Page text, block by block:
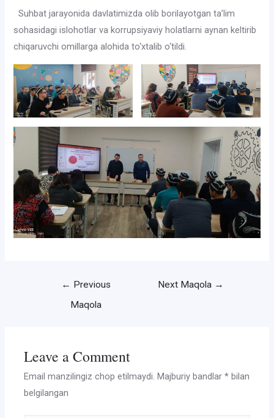
Suhbat jarayonida davlatimizda olib borilayotgan ta’lim
sohasidagi islohotlar va korrupsiyaviy holatlarni aynan keltirib
chiqaruvchi omillarga alohida to‘xtalib o‘tildi.
← Previous
Maqola
Next Maqola →
Leave a Comment
Email manzilingiz chop etilmaydi. Majburiy bandlar* bilan
belgilangan